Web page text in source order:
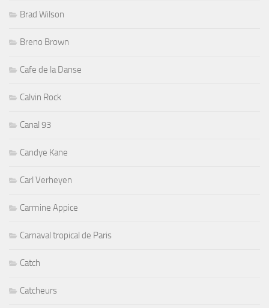
Brad Wilson
Breno Brown
Cafe de la Danse
Calvin Rock
Canal 93
Candye Kane
Carl Verheyen
Carmine Appice
Carnaval tropical de Paris
Catch
Catcheurs